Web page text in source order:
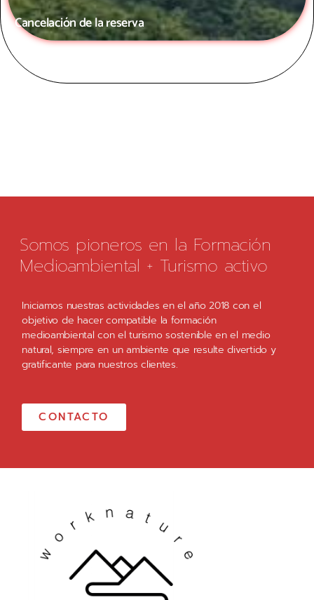
Cancelación de la reserva
Somos pioneros en la Formación
Medioambiental + Turismo activo
Iniciamos nuestras actividades en el año 2018 con el
objetivo de hacer compatible la formación
medioambiental con el turismo sostenible en el medio
natural, siempre en un ambiente que resulte divertido y
gratificante para nuestros clientes.
CONTACTO